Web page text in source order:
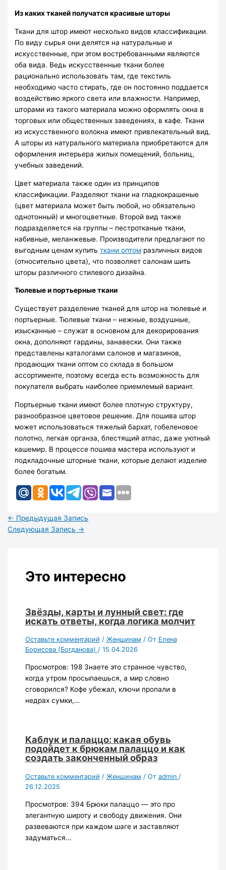
Из каких тканей получатся красивые шторы
Ткани для штор имеют несколько видов классификации.
По виду сырья они делятся на натуральные и
искусственные, при этом востребованными являются
оба вида. Ведь искусственные ткани более
рационально использовать там, где текстиль
необходимо часто стирать, где он постоянно поддается
воздействию яркого света или влажности. Например,
шторами из такого материала можно оформлять окна в
торговых или общественных заведениях, в кафе. Ткани
из искусственного волокна имеют привлекательный вид.
А шторы из натурального материала приобретаются для
оформления интерьера жилых помещений, больниц,
учебных заведений.
Цвет материала также один из принципов
классификации. Разделяют ткани на гладкокрашеные
(цвет материала может быть любой, но обязательно
однотонный) и многоцветные. Второй вид также
подразделяется на группы – пестротканые ткани,
набивные, меланжевые. Производители предлагают по
выгодным ценам купитьткани оптом различных видов
(относительно цвета), что позволяет салонам шить
шторы различного стилевого дизайна.
Тюлевые и портьерные ткани
Существует разделение тканей для штор на тюлевые и
портьерные. Тюлевые ткани – нежные, воздушные,
изысканные – служат в основном для декорирования
окна, дополняют гардины, занавески. Они также
представлены каталогами салонов и магазинов,
продающих ткани оптом со склада в большом
ассортименте, поэтому всегда есть возможность для
покупателя выбрать наиболее приемлемый вариант.
Портьерные ткани имеют более плотную структуру,
разнообразное цветовое решение. Для пошива штор
может использоваться тяжелый бархат, гобеленовое
полотно, легкая органза, блестящий атлас, даже уютный
кашемир. В процессе пошива мастера используют и
подкладочные шторные ткани, которые делают изделие
более богатым.
← Предыдущая Запись
Следующая Запись →
Это интересно
Звёзды, карты и лунный свет: где
искать ответы, когда логика молчит
Оставьте комментарий / Женщинам / От Елена
Борисова (Богданова) / 15.04.2026
Просмотров: 198 Знаете это странное чувство,
когда утром просыпаешься, а мир словно
сговорился? Кофе убежал, ключи пропали в
недрах сумки,…
Каблук и палаццо: какая обувь
подойдет к брюкам палаццо и как
создать законченный образ
Оставьте комментарий / Женщинам / От admin /
26.12.2025
Просмотров: 394 Брюки палаццо — это про
элегантную широту и свободу движения. Они
развеваются при каждом шаге и заставляют
задуматься…